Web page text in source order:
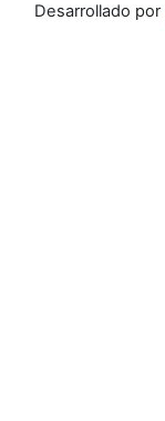
Desarrollado por